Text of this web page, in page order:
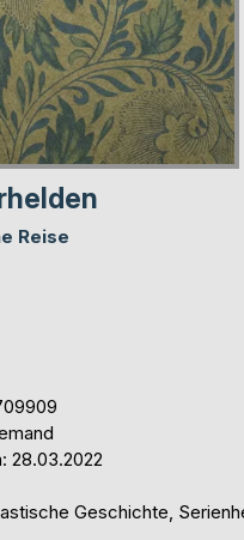
Reise
28.03.2022
Geschichte,